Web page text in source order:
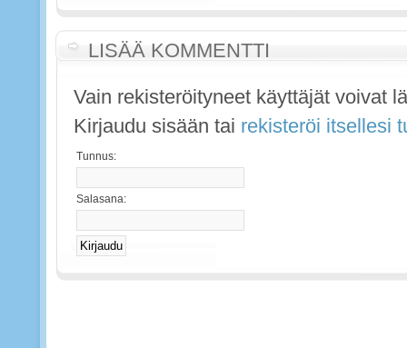
LISÄÄ KOMMENTTI
Vain rekisteröityneet käyttäjät voivat
Kirjaudu sisään tai rekisteröi itsellesi
Tunnus:
Salasana: